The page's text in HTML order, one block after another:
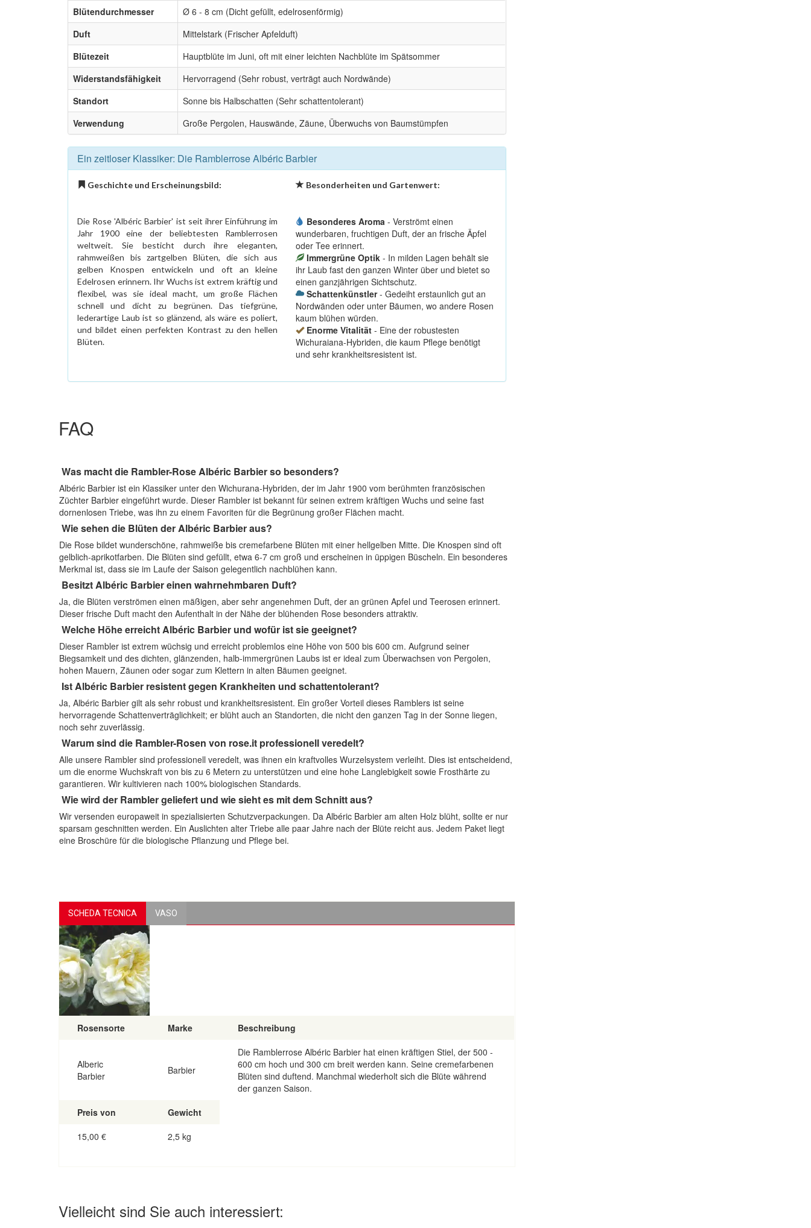
Blütendurchmesser
Ø 6 - 8 cm (Dicht gefüllt, edelrosenförmig)
Duft
Mittelstark (Frischer Apfelduft)
Blütezeit
Hauptblüte im Juni, oft mit einer leichten Nachblüte im Spätsommer
Widerstandsfähigkeit
Hervorragend (Sehr robust, verträgt auch Nordwände)
Standort
Sonne bis Halbschatten (Sehr schattentolerant)
Verwendung
Große Pergolen, Hauswände, Zäune, Überwuchs von Baumstümpfen
Ein zeitloser Klassiker: Die Ramblerrose Albéric Barbier
Geschichte und Erscheinungsbild:
Die Rose 'Albéric Barbier' ist seit ihrer Einführung im
Jahr 1900 eine der beliebtesten Ramblerrosen
weltweit. Sie besticht durch ihre eleganten,
rahmweißen bis zartgelben Blüten, die sich aus
gelben Knospen entwickeln und oft an kleine
Edelrosen erinnern. Ihr Wuchs ist extrem kräftig und
flexibel, was sie ideal macht, um große Flächen
schnell und dicht zu begrünen. Das tiefgrüne,
lederartige Laub ist so glänzend, als wäre es poliert,
und bildet einen perfekten Kontrast zu den hellen
Blüten.
Besonderheiten und Gartenwert:
Besonderes Aroma - Verströmt einen
wunderbaren, fruchtigen Duft, der an frische Äpfel
oder Tee erinnert.
Immergrüne Optik - In milden Lagen behält sie
ihr Laub fast den ganzen Winter über und bietet so
einen ganzjährigen Sichtschutz.
Schattenkünstler- Gedeiht erstaunlich gut an
Nordwänden oder unter Bäumen, wo andere Rosen
kaum blühen würden.
Enorme Vitalität - Eine der robustesten
Wichuraiana-Hybriden, die kaum Pflege benötigt
und sehr krankheitsresistent ist.
FAQ
Was macht die Rambler-Rose Albéric Barbier so besonders?
Albéric Barbier ist ein Klassiker unter den Wichurana-Hybriden, der im Jahr 1900 vom berühmten französischen
Züchter Barbier eingeführt wurde. Dieser Rambler ist bekannt für seinen extrem kräftigen Wuchs und seine fast
dornenlosen Triebe, was ihn zu einem Favoriten für die Begrünung großer Flächen macht.
Wie sehen die Blüten der Albéric Barbier aus?
Die Rose bildet wunderschöne, rahmweiße bis cremefarbene Blüten mit einer hellgelben Mitte. Die Knospen sind oft
gelblich-aprikotfarben. Die Blüten sind gefüllt, etwa 6-7 cm groß und erscheinen in üppigen Büscheln. Ein besonderes
Merkmal ist, dass sie im Laufe der Saison gelegentlich nachblühen kann.
Besitzt Albéric Barbier einen wahrnehmbaren Duft?
Ja, die Blüten verströmen einen mäßigen, aber sehr angenehmen Duft, der an grünen Apfel und Teerosen erinnert.
Dieser frische Duft macht den Aufenthalt in der Nähe der blühenden Rose besonders attraktiv.
Welche Höhe erreicht Albéric Barbier und wofür ist sie geeignet?
Dieser Rambler ist extrem wüchsig und erreicht problemlos eine Höhe von 500 bis 600 cm. Aufgrund seiner
Biegsamkeit und des dichten, glänzenden, halb-immergrünen Laubs ist er ideal zum Überwachsen von Pergolen,
hohen Mauern, Zäunen oder sogar zum Klettern in alten Bäumen geeignet.
Ist Albéric Barbier resistent gegen Krankheiten und schattentolerant?
Ja, Albéric Barbier gilt als sehr robust und krankheitsresistent. Ein großer Vorteil dieses Ramblers ist seine
hervorragende Schattenverträglichkeit; er blüht auch an Standorten, die nicht den ganzen Tag in der Sonne liegen,
noch sehr zuverlässig.
Warum sind die Rambler-Rosen von rose.it professionell veredelt?
Alle unsere Rambler sind professionell veredelt, was ihnen ein kraftvolles Wurzelsystem verleiht. Dies ist entscheidend,
um die enorme Wuchskraft von bis zu 6 Metern zu unterstützen und eine hohe Langlebigkeit sowie Frosthärte zu
garantieren. Wir kultivieren nach 100% biologischen Standards.
Wie wird der Rambler geliefert und wie sieht es mit dem Schnitt aus?
Wir versenden europaweit in spezialisierten Schutzverpackungen. Da Albéric Barbier am alten Holz blüht, sollte er nur
sparsam geschnitten werden. Ein Auslichten alter Triebe alle paar Jahre nach der Blüte reicht aus. Jedem Paket liegt
eine Broschüre für die biologische Pflanzung und Pflege bei.
SCHEDA TECNICA VASO
Rosensorte Marke Beschreibung
Alberic
Barbier
Barbier
Die Ramblerrose Albéric Barbier hat einen kräftigen Stiel, der 500 -
600 cm hoch und 300 cm breit werden kann. Seine cremefarbenen
Blüten sind duftend. Manchmal wiederholt sich die Blüte während
der ganzen Saison.
Preis von
Gewicht
15,00 € 2,5 kg
Vielleicht sind Sie auch interessiert: